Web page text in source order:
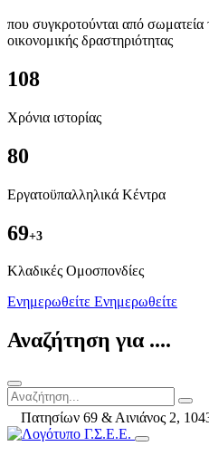
που συγκροτούνται από
οικονομικής δραστηριότητας
108
Χρόνια ιστορίας
80
Εργατοϋπαλληλικά Κέντρα
69+3
Kλαδικές Ομοσπονδίες
Ενημερωθείτε Ενημερωθείτε
Αναζήτηση για ....
Πατησίων 69 & Αινιάνος 2,